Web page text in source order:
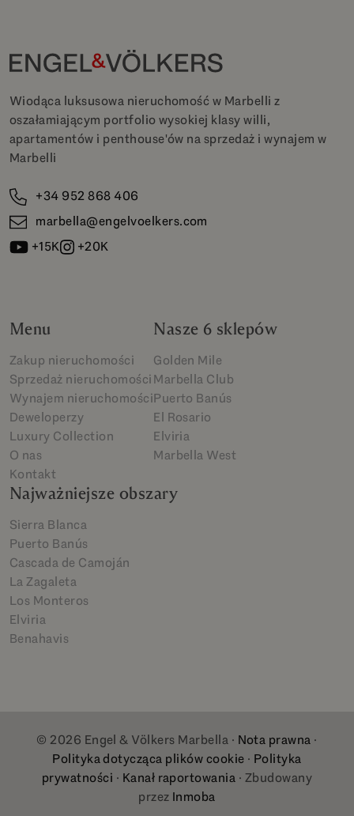
Wiodąca luksusowa nieruchomość w Marbelli z
oszałamiającym portfolio wysokiej klasy willi,
apartamentów i penthouse'ów na sprzedaż i wynajem w
Marbelli
+34 952 868 406
marbella@engelvoelkers.com
+15K
+20K
Menu
Zakup nieruchomości
Sprzedaż nieruchomości
Wynajem nieruchomości
Deweloperzy
Luxury Collection
O nas
Kontakt
Nasze 6 sklepów
Golden Mile
Marbella Club
Puerto Banús
El Rosario
Elviria
Marbella West
Najważniejsze obszary
Sierra Blanca
Puerto Banús
Cascada de Camoján
La Zagaleta
Los Monteros
Elviria
Benahavis
© 2026 Engel & Völkers Marbella · Nota prawna ·
Polityka dotycząca plików cookie · Polityka
prywatności · Kanał raportowania · Zbudowany
przez Inmoba